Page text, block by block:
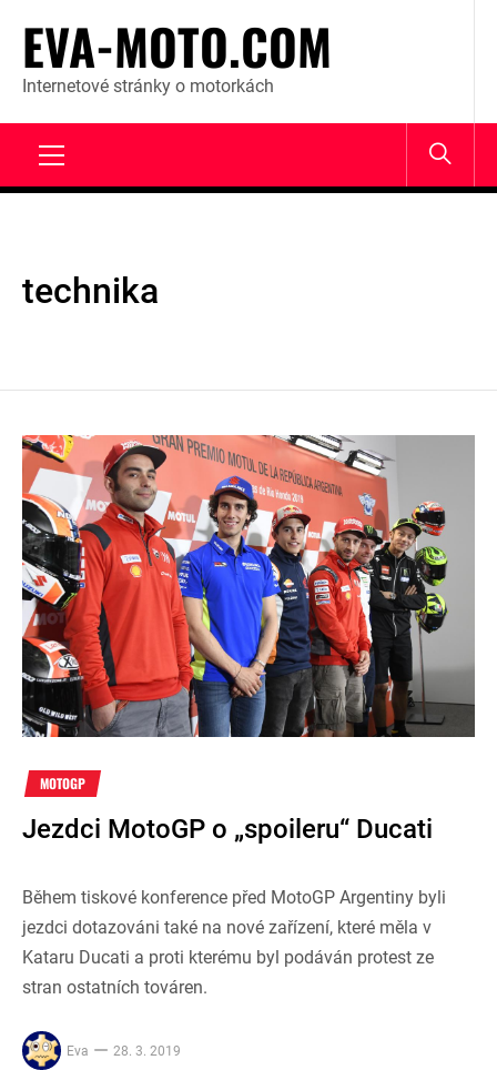
content
EVA-MOTO.COM
Internetové stránky o motorkách
technika
MOTOGP
Jezdci MotoGP o „spoileru“ Ducati
Během tiskové konference před MotoGP Argentiny byli
jezdci dotazováni také na nové zařízení, které měla v
Kataru Ducati a proti kterému byl podáván protest ze
stran ostatních továren.
Eva 28. 3. 2019